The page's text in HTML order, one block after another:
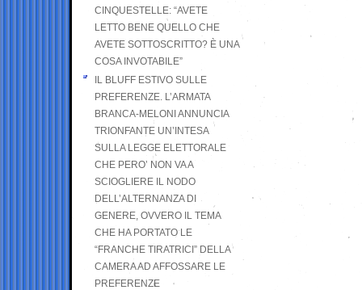
CINQUESTELLE: “AVETE
LETTO BENE QUELLO CHE
AVETE SOTTOSCRITTO? È UNA
COSA INVOTABILE”
IL BLUFF ESTIVO SULLE
PREFERENZE. L’ARMATA
BRANCA-MELONI ANNUNCIA
TRIONFANTE UN’INTESA
SULLA LEGGE ELETTORALE
CHE PERO’ NON VA A
SCIOGLIERE IL NODO
DELL’ALTERNANZA DI
GENERE, OVVERO IL TEMA
CHE HA PORTATO LE
“FRANCHE TIRATRICI” DELLA
CAMERA AD AFFOSSARE LE
PREFERENZE